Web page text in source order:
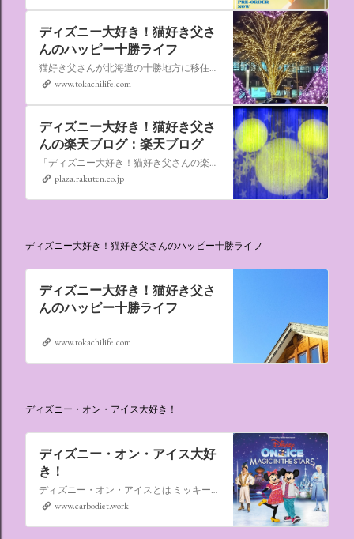
ディズニー大好き！猫好き父さ
んのハッピー十勝ライフ
猫好き父さんが北海道の十勝地方に移住しました。なれない北海道の暮らしについてお伝えします。
www.tokachilife.com
ディズニー大好き！猫好き父さ
んの楽天ブログ：楽天ブログ
「ディズニー大好き！猫好き父さんの楽天ブログ」にようこそ！ いろんなブログサービスが廃止になるなか満を持して楽天ブログをはじめようと思います。 よろしくお願いいたします。
plaza.rakuten.co.jp
ディズニー大好き！猫好き父さんのハッピー十勝ライフ
ディズニー大好き！猫好き父さ
んのハッピー十勝ライフ
www.tokachilife.com
ディズニー・オン・アイス大好き！
ディズニー・オン・アイス大好
き！
ディズニー・オン・アイスとは ミッキーマウスやミニーマウスをはじめ、たくさんのディズニーキャラクターが登場し、世代を超えて愛され続けている、氷の上のミュージカルショーです。
www.carbodiet.work